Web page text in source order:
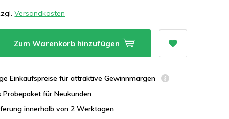
Versandkosten
Zum Warenkorb hinzufügen
Einkaufspreise für attraktive Gewinnmargen
Probepaket für Neukunden
innerhalb von 2 Werktagen